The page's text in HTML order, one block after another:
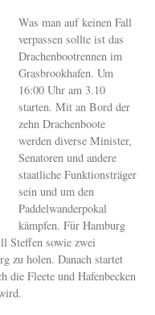
Was man auf keinen Fall
verpassen sollte ist das
Drachenbootrennen im
Grasbrookhafen. Um
16:00 Uhr am 3.10
starten. Mit an Bord der
zehn Drachenboote
werden diverse Minister,
Senatoren und andere
staatliche Funktionsträger
sein und um den
Paddelwanderpokal
kämpfen. Für Hamburg
Steffen sowie zwei
zu holen. Danach startet
die Fleete und Hafenbecken